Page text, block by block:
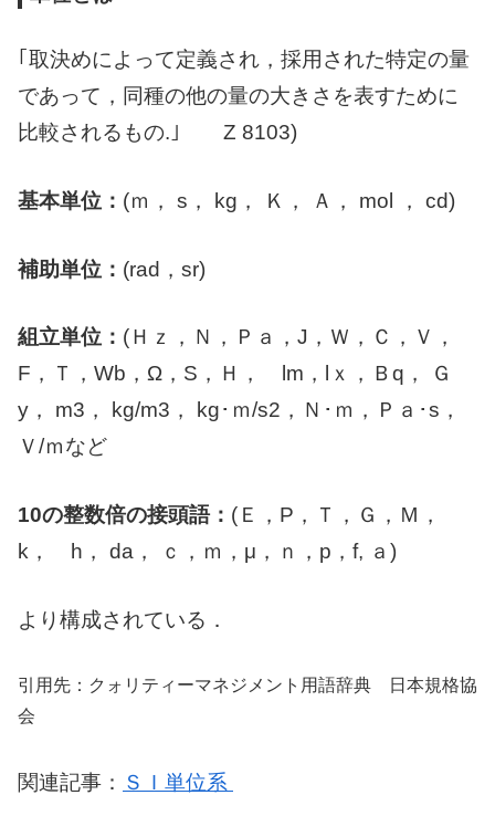
｢取決めによって定義され，採用された特定の量
であって，同種の他の量の大きさを表すために
比較されるもの.｣
Z 8103)
基本単位： (ｍ， s， kg， Ｋ， Ａ， mol ， cd)
補助単位： (rad，sr)
組立単位： (Ｈｚ，Ｎ，Ｐａ，J，Ｗ，Ｃ，Ｖ，
F，Ｔ，Wb，Ω，S，Ｈ， lm，lｘ，Ｂq， Ｇ
y， m3， kg/m3， kg･ｍ/s2，Ｎ･ｍ，Ｐａ･s，
Ｖ/ｍなど
10の整数倍の接頭語： (Ｅ，P，Ｔ，Ｇ，Ｍ，
k， h， da， ｃ，ｍ，μ，ｎ，p，f, ａ)
より構成されている．
引用先：クォリティーマネジメント用語辞典 日本規格協
会
関連記事： ＳＩ単位系